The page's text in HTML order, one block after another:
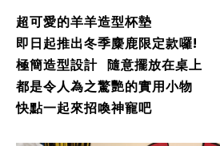
超可愛的羊羊造型杯墊
即日起推出冬季麋鹿限定款囉!
極簡造型設計 隨意擺放在桌上
都是令人為之驚艷的實用小物
快點一起來招喚神寵吧